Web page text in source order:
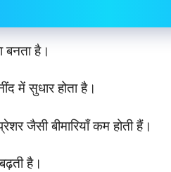
बनता है।
में सुधार होता है।
जैसी बीमारियाँ कम होती हैं।
है।